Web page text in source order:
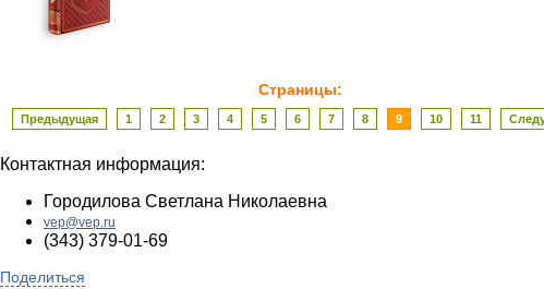
Страницы:
Предыдущая 1 2 3 4 5 6 7 8 9 10 11
Контактная информация:
Городилова Светлана Николаевна
vep@vep.ru
(343) 379-01-69
Поделиться